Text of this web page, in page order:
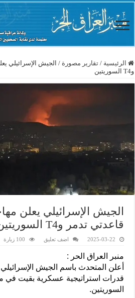
الرئيسية / تقارير مصورة / الجيش الإسرائيلي
وT4 السوريتين
الجيش الإسرائيلي يعلن
قاعدتي تدمر وT4 السوريتين
2025-03-22 اضف تعليق 100 زيارة
منبر العراق الحر :
أعلن المتحدث باسم الجيش
السوريتين.